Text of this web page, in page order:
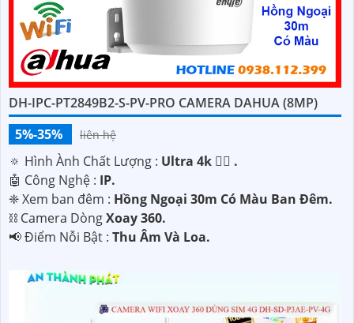
DH-IPC-PT2849B2-S-PV-PRO CAMERA DAHUA (8MP)
5%-35%
liên hệ
🔅 Hình Ành Chất Lượng : Ultra 4k 👍🏾 .
🤖️ Công Nghệ : IP.
❈ Xem ban đêm : Hồng Ngoại 30m Có Màu Ban Ðêm.
⛓ Camera DòngXoay 360.
️📢 Điểm Nỗi Bật : Thu Âm Và Loa.